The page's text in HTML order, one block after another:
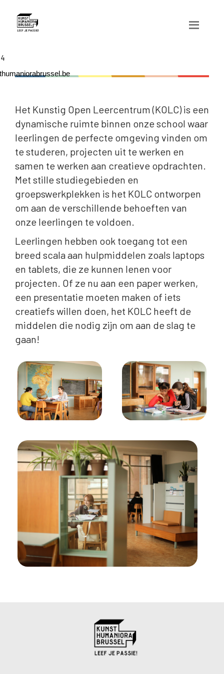
Het Kunstig Open Leercentrum (KOLC) is een
dynamische ruimte binnen onze school waar
leerlingen de perfecte omgeving vinden om
te studeren, projecten uit te werken en
samen te werken aan creatieve opdrachten.
Met stille studiegebieden en
groepswerkplekken is het KOLC ontworpen
om aan de verschillende behoeften van
onze leerlingen te voldoen.
Leerlingen hebben ook toegang tot een
breed scala aan hulpmiddelen zoals laptops
en tablets, die ze kunnen lenen voor
projecten. Of ze nu aan een paper werken,
een presentatie moeten maken of iets
creatiefs willen doen, het KOLC heeft de
middelen die nodig zijn om aan de slag te
gaan!